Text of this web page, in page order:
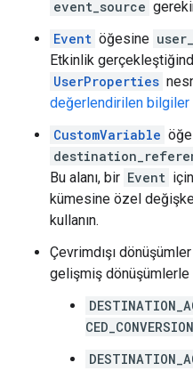
event_source
Event öğesine
Etkinlik
UserProperties
değerlendirilen bilgiler
CustomVariable
Bu alanı, bir Event
kümesine özel
kullanın.
Çevrimdışı
gelişmiş dönüşümlerle